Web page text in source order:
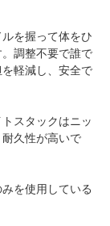
を握って体をひ
調整不要で誰で
軽減し、安全で
スタックはニッ
久性が高いで
を使用している